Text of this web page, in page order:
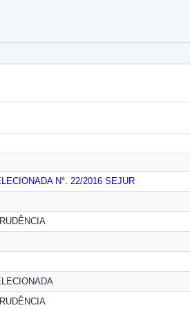
N°. 22/2016 SEJUR